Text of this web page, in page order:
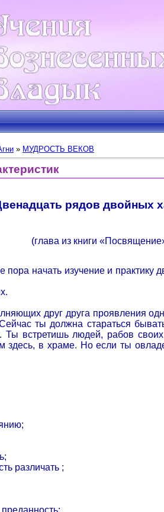
» МУДРОСТЬ ВЕКОВ
рядов двойных
(глава из книги
начать изучение и практику
друг друга проявления
ты должна стараться
встретишь людей, рабов
здесь, в храме. Но если ты
различать ;